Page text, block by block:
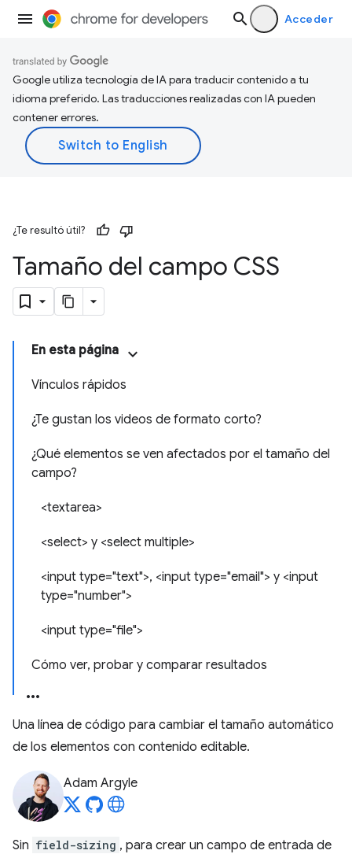
Acceder
Google utiliza tecnología de IA para traducir contenido a tu
idioma preferido. Las traducciones realizadas con IA pueden
contener errores.
¿Te resultó útil?
Tamaño del campo CSS
En esta página
Vínculos rápidos
¿Te gustan los videos de formato corto?
¿Qué elementos se ven afectados por el tamaño del
campo?
<textarea>
<select> y <select multiple>
<input type="text">, <input type="email"> y <input
type="number">
<input type="file">
Cómo ver, probar y comparar resultados
Una línea de código para cambiar el tamaño automático
de los elementos con contenido editable.
Adam Argyle
Sin field-sizing , para crear un campo de entrada de